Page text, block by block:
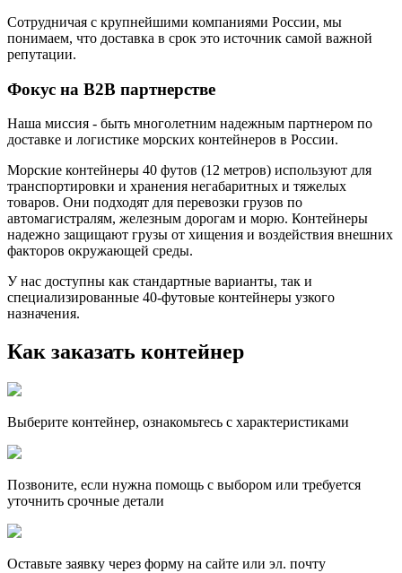
Сотрудничая с крупнейшими компаниями России, мы
понимаем, что доставка в срок это источник самой важной
репутации.
Фокус на B2B партнерстве
Наша миссия - быть многолетним надежным партнером по
доставке и логистике морских контейнеров в России.
Морские контейнеры 40 футов (12 метров) используют для
транспортировки и хранения негабаритных и тяжелых
товаров. Они подходят для перевозки грузов по
автомагистралям, железным дорогам и морю. Контейнеры
надежно защищают грузы от хищения и воздействия внешних
факторов окружающей среды.
У нас доступны как стандартные варианты, так и
специализированные 40-футовые контейнеры узкого
назначения.
Как заказать контейнер
Выберите контейнер, ознакомьтесь с характеристиками
Позвоните, если нужна помощь с выбором или требуется
уточнить срочные детали
Оставьте заявку через форму на сайте или эл. почту